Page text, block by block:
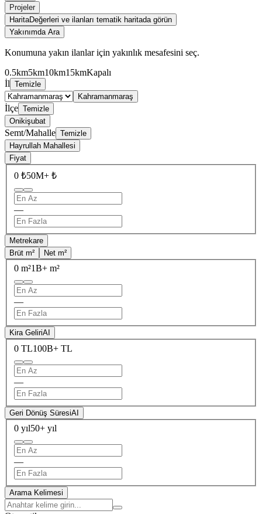
Projeler
HaritaDeğerleri ve ilanları tematik haritada görün
Yakınımda Ara
Konumuna yakın ilanlar için yakınlık mesafesini seç.
0.5km5km10km15kmKapalı
İl Temizle
Kahramanmaraş
İlçe Temizle
Onikişubat
Semt/Mahalle Temizle
Hayrullah Mahallesi
Fiyat
0 ₺50M+ ₺
—
Metrekare
Brüt m²
Net m²
0 m²1B+ m²
—
Kira GeliriAI
0 TL100B+ TL
—
Geri Dönüş SüresiAI
0 yıl50+ yıl
—
Arama Kelimesi